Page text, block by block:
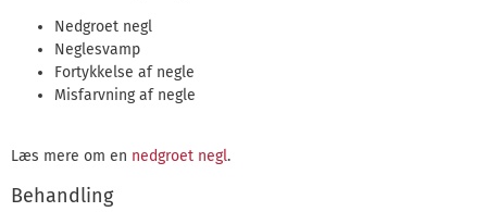
Nedgroet negl
Neglesvamp
Fortykkelse af negle
Misfarvning af negle
Læs mere om en nedgroet negl.
Behandling